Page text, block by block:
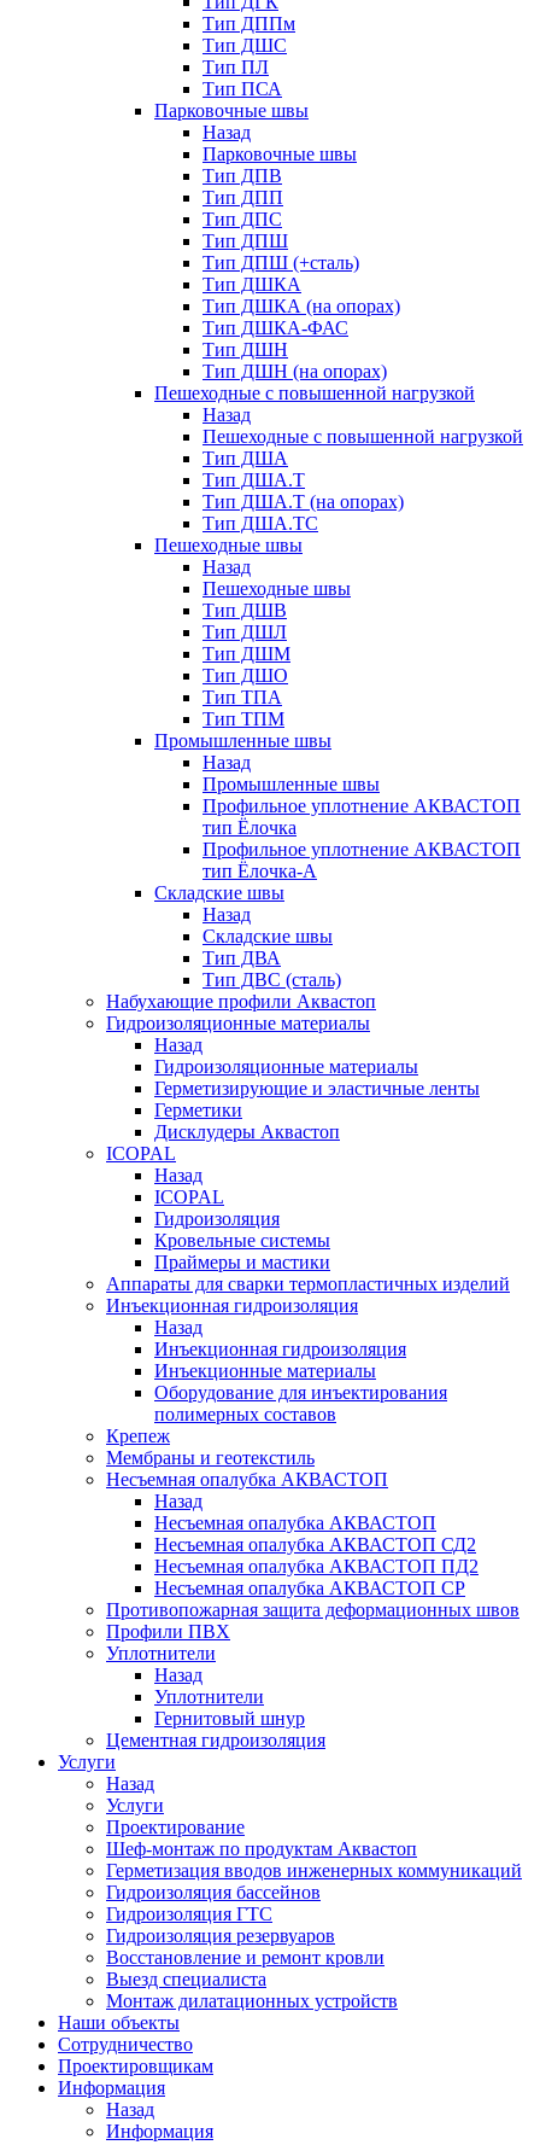
Тип ДППм
Тип ДШС
Тип ПЛ
Тип ПСА
Парковочные швы
Назад
Парковочные швы
Тип ДПВ
Тип ДПП
Тип ДПС
Тип ДПШ
Тип ДПШ (+сталь)
Тип ДШКА
Тип ДШКА (на опорах)
Тип ДШКА-ФАС
Тип ДШН
Тип ДШН (на опорах)
Пешеходные с повышенной нагрузкой
Назад
Пешеходные с повышенной нагрузкой
Тип ДША
Тип ДША.Т
Тип ДША.Т (на опорах)
Тип ДША.ТС
Пешеходные швы
Назад
Пешеходные швы
Тип ДШВ
Тип ДШЛ
Тип ДШМ
Тип ДШО
Тип ТПА
Тип ТПМ
Промышленные швы
Назад
Промышленные швы
Профильное уплотнение АКВАСТОП
тип Ёлочка
Профильное уплотнение АКВАСТОП
тип Ёлочка-А
Складские швы
Назад
Складские швы
Тип ДВА
Тип ДВС (сталь)
Набухающие профили Аквастоп
Гидроизоляционные материалы
Назад
Гидроизоляционные материалы
Герметизирующие и эластичные ленты
Герметики
Дисклудеры Аквастоп
ICOPAL
Назад
ICOPAL
Гидроизоляция
Кровельные системы
Праймеры и мастики
Аппараты для сварки термопластичных изделий
Инъекционная гидроизоляция
Назад
Инъекционная гидроизоляция
Инъекционные материалы
Оборудование для инъектирования
полимерных составов
Крепеж
Мембраны и геотекстиль
Несъемная опалубка АКВАСТОП
Назад
Несъемная опалубка АКВАСТОП
Несъемная опалубка АКВАСТОП СД2
Несъемная опалубка АКВАСТОП ПД2
Несъемная опалубка АКВАСТОП СР
Противопожарная защита деформационных швов
Профили ПВХ
Уплотнители
Назад
Уплотнители
Гернитовый шнур
Цементная гидроизоляция
Услуги
Назад
Услуги
Проектирование
Шеф-монтаж по продуктам Аквастоп
Герметизация вводов инженерных коммуникаций
Гидроизоляция бассейнов
Гидроизоляция ГТС
Гидроизоляция резервуаров
Восстановление и ремонт кровли
Выезд специалиста
Монтаж дилатационных устройств
Наши объекты
Сотрудничество
Проектировщикам
Информация
Назад
Информация